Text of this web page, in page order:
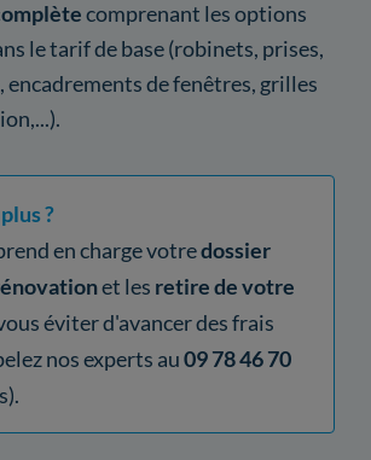
comprenant les options
le tarif de base (robinets, prises,
encadrements de fenêtres, grilles
?
en charge votredossier
et les retire de votre
éviter d'avancer des frais
nos experts au09 78 46 70